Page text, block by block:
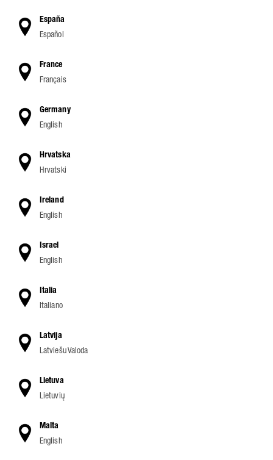
España
Español
France
Français
Germany
English
Hrvatska
Hrvatski
Ireland
English
Israel
English
Italia
Italiano
Latvija
Latviešu Valoda
Lietuva
Lietuvių
Malta
English